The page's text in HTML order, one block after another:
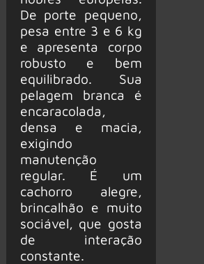
De porte pequeno,
pesa entre 3 e 6 kg
e apresenta corpo
robusto e bem
equilibrado. Sua
pelagem branca é
encaracolada,
densa e macia,
exigindo
manutenção
regular. É um
cachorro alegre,
brincalhão e muito
sociável, que gosta
de interação
constante.